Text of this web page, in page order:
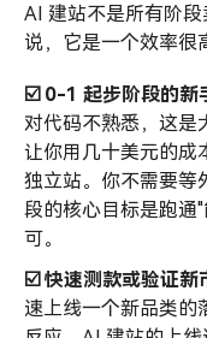
AI 建站不是所有阶
说，它是一个效率很
☑️ 0-1 起步阶段的新
对代码不熟悉，这是
让你用几十美元的成
独立站。你不需要等
段的核心目标是跑通
可。
☑️ 快速测款或验证新
速上线一个新品类的